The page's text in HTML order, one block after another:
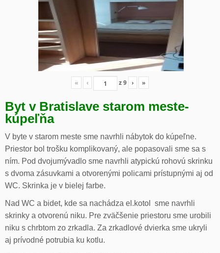
« ‹ z9 › »
Byt v Bratislave starom meste-
kúpeľňa
V byte v starom meste sme navrhli nábytok do kúpeľne.
Priestor bol trošku komplikovaný, ale popasovali sme sa s
ním. Pod dvojumývadlo sme navrhli atypickú rohovú skrinku
s dvoma zásuvkami a otvorenými policami prístupnými aj od
WC. Skrinka je v bielej farbe.
Nad WC a bidet, kde sa nachádza el.kotol sme navrhli
skrinky a otvorenú niku. Pre zväčšenie priestoru sme urobili
niku s chrbtom zo zrkadla. Za zrkadlové dvierka sme ukryli
aj prívodné potrubia ku kotlu.